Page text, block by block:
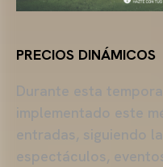
PRECIOS DINÁMICOS
Durante esta
implementado este
entradas, siguiendo
espectáculos,